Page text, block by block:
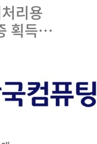
리용
획득…